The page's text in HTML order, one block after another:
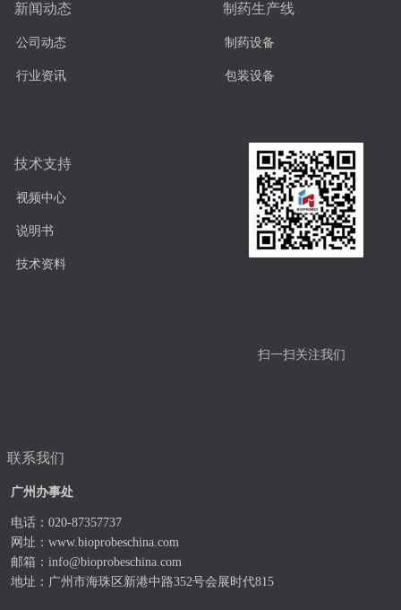
制药生产线
制药设备
包装设备
技术支持
视频中心
说明书
技术资料
新闻动态
公司动态
行业资讯
联系我们
扫一扫关注我们
广州办事处
电话：020-87357737
网址： www.bioprobeschina.com
邮箱： info@bioprobeschina.com
地址：广州市海珠区新港中路352号会展时代815